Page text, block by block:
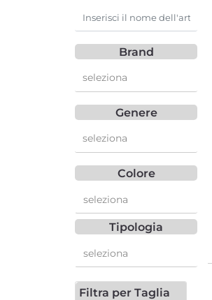
Brand
Genere
Colore
Tipologia
Filtra per Taglia